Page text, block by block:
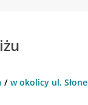
w okolicy ul.